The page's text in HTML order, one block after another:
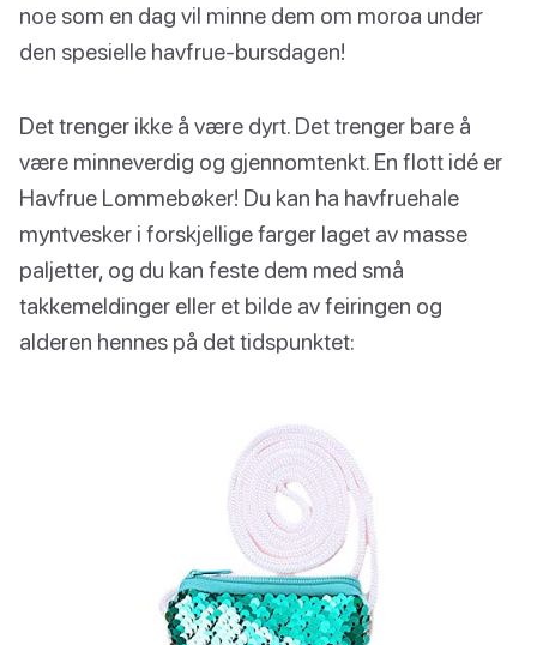
noe som en dag vil minne dem om moroa under
den spesielle havfrue-bursdagen!
Det trenger ikke å være dyrt. Det trenger bare å
være minneverdig og gjennomtenkt. En flott idé er
Havfrue Lommebøker! Du kan ha havfruehale
myntvesker i forskjellige farger laget av masse
paljetter, og du kan feste dem med små
takkemeldinger eller et bilde av feiringen og
alderen hennes på det tidspunktet: